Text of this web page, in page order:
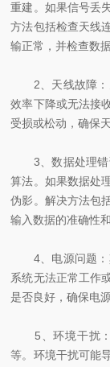
重建。如果信号丢
方法包括检查天线
输正常，并检查数
2、天线故障：
效率下降或无法接
受损或松动，确保
3、数据处理错
算法。如果数据处
伪影。解决方法包
输入数据的准确性
4、电源问题：
系统无法正常工作
是否良好，确保电
5、环境干扰：
等。环境干扰可能